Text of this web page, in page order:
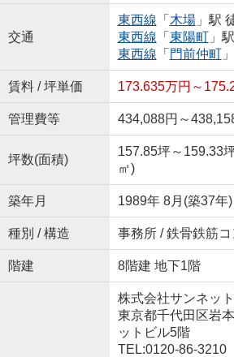
交通
東西線 「 木場」駅
東西線 「 東陽町」
東西線 「 門前仲町
賃料 / 坪単価 173.635万円～
管理費等 434,088円～
坪数(面積)
157.85坪～159.33
㎡)
築年月 1989年 8月(築37年)
種別 / 構造 事務所 / 鉄骨鉄筋コ
階建 8階建 地下1階
株式会社サンネット
東京都千代田区岩
ットビル5階
TEL:0120-86-3210